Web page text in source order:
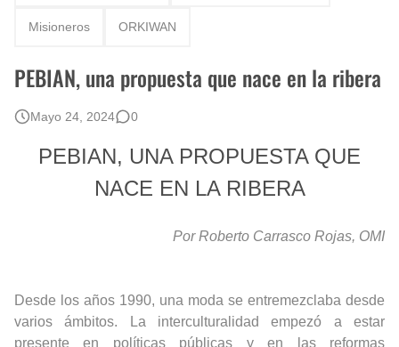
Misioneros ORKIWAN
PEBIAN, una propuesta que nace en la ribera
Mayo 24, 2024 0
PEBIAN, UNA PROPUESTA QUE
NACE EN LA RIBERA
Por Roberto Carrasco Rojas, OMI
Desde los años 1990, una moda se entremezclaba desde
varios ámbitos. La interculturalidad empezó a estar
presente en políticas públicas y en las reformas